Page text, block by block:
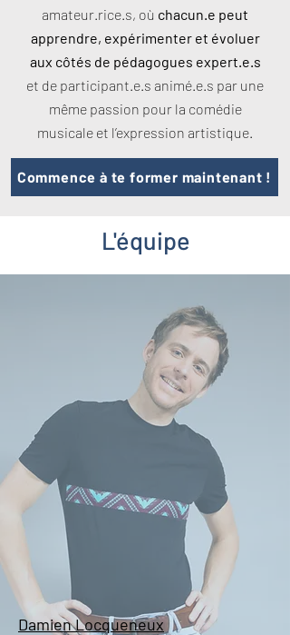
amateur.rice.s, où chacun.e peut
apprendre, expérimenter et évoluer
aux côtés de pédagogues expert.e.s
et de participant.e.s animé.e.s par une
même passion pour la comédie
musicale et l’expression artistique.
Commence à te former maintenant !
L'équipe
Damien Locqueneux